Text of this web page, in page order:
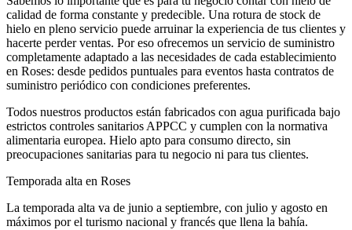
calidad de forma constante y predecible. Una rotura de stock de
hielo en pleno servicio puede arruinar la experiencia de tus clientes y
hacerte perder ventas. Por eso ofrecemos un servicio de suministro
completamente adaptado a las necesidades de cada establecimiento
en Roses: desde pedidos puntuales para eventos hasta contratos de
suministro periódico con condiciones preferentes.
Todos nuestros productos están fabricados con agua purificada bajo
estrictos controles sanitarios APPCC y cumplen con la normativa
alimentaria europea. Hielo apto para consumo directo, sin
preocupaciones sanitarias para tu negocio ni para tus clientes.
Temporada alta en Roses
La temporada alta va de junio a septiembre, con julio y agosto en
máximos por el turismo nacional y francés que llena la bahía.